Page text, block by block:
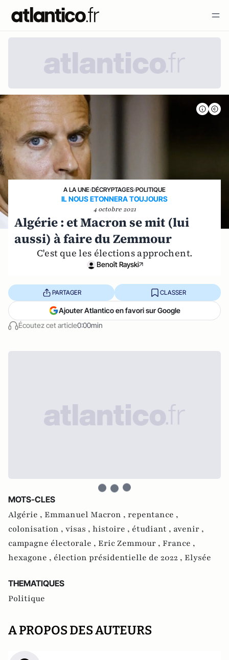
A LA UNE›DÉCRYPTAGES›POLITIQUE
IL NOUS ETONNERA TOUJOURS
4 octobre 2021
Algérie : et Macron se mit (lui
aussi) à faire du Zemmour
C'est que les élections approchent.
Benoît Rayski
Écoutez cet article0:00min
PARTAGER CLASSER
Ajouter Atlantico en favori sur Google
MOTS-CLES
Algérie , Emmanuel Macron , repentance ,
colonisation , visas , histoire , étudiant , avenir ,
campagne électorale , Eric Zemmour , France ,
hexagone , élection présidentielle de 2022 , Elysée
THEMATIQUES
Politique
A PROPOS DES AUTEURS